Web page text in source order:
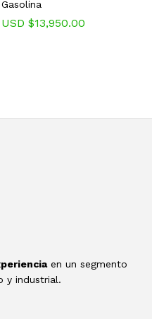
Gasolina
USD $13,950.00
en un segmento
y industrial.